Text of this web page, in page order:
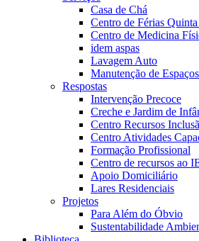
Casa de Chá
Centro de Férias
Centro de Medicina
idem aspas
Lavagem Auto
Manutenção de
Respostas
Intervenção Precoce
Creche e Jardim de
Centro Recursos
Centro Atividades
Formação Profissional
Centro de recursos ao
Apoio Domiciliário
Lares Residenciais
Projetos
Para Além do Óbvio
Sustentabilidade